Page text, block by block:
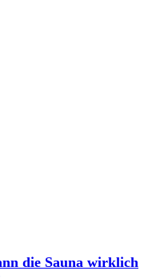
die Sauna wirklich